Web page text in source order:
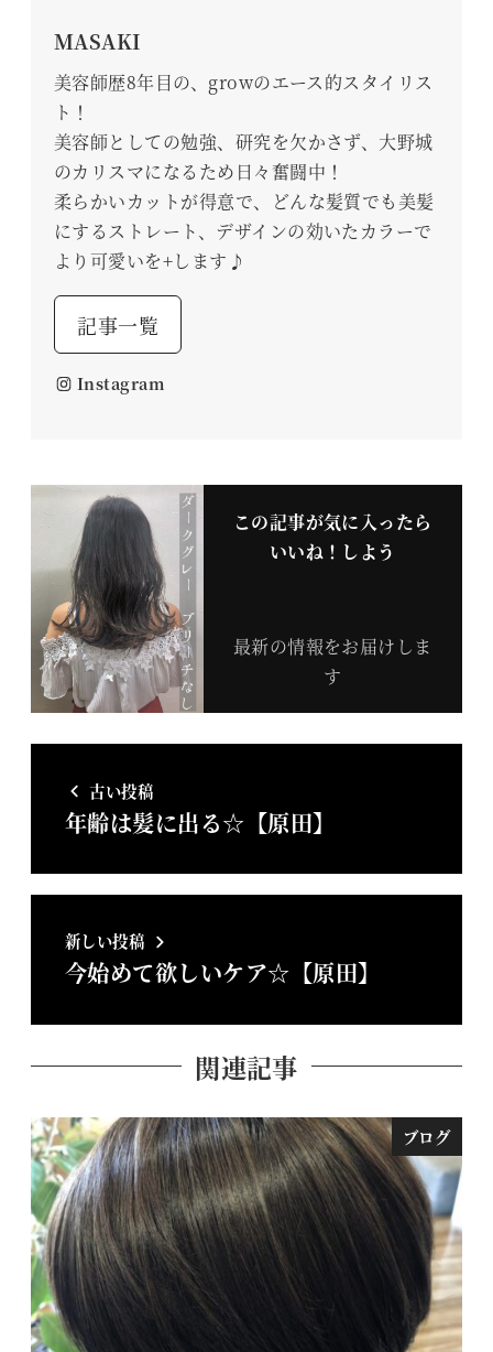
MASAKI
美容師歴8年目の、growのエース的スタイリス
ト！
美容師としての勉強、研究を欠かさず、大野城
のカリスマになるため日々奮闘中！
柔らかいカットが得意で、どんな髪質でも美髪
にするストレート、デザインの効いたカラーで
より可愛いを+します♪
記事一覧
Instagram
この記事が気に入ったら
いいね！しよう
最新の情報をお届けしま
す
古い投稿
年齢は髪に出る☆【原田】
新しい投稿
今始めて欲しいケア☆【原田】
関連記事
ブログ